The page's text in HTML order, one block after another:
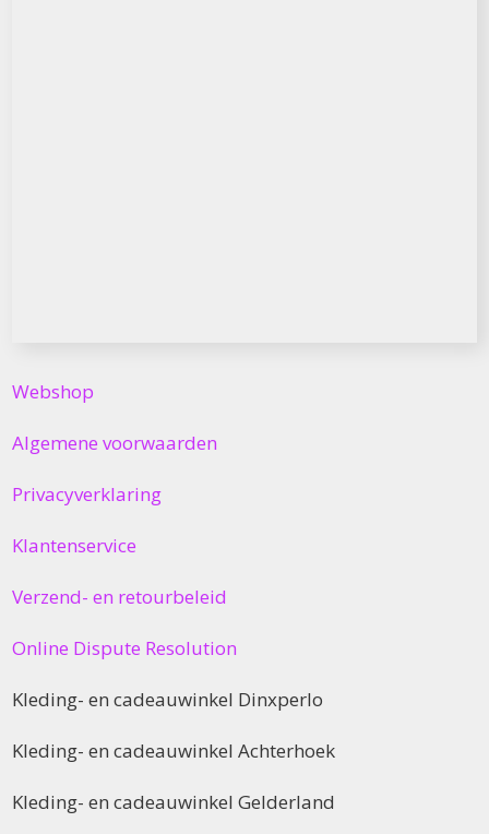
Webshop
Algemene voorwaarden
Privacyverklaring
Klantenservice
Verzend- en retourbeleid
Online Dispute Resolution
Kleding- en cadeauwinkel Dinxperlo
Kleding- en cadeauwinkel Achterhoek
Kleding- en cadeauwinkel Gelderland